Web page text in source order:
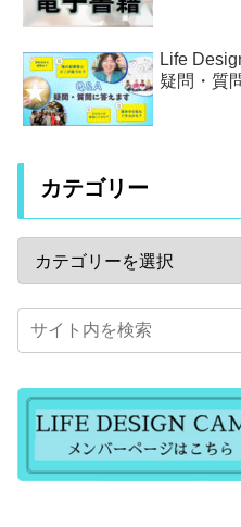
Life
疑問・質
カテゴリー